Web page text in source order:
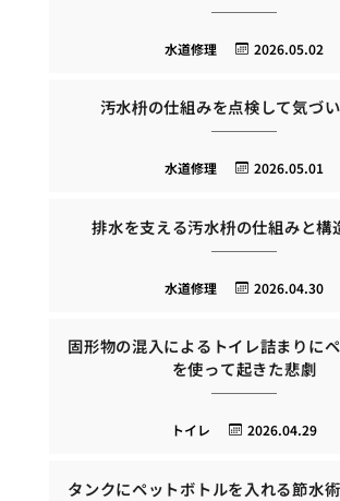
2026.05.02
水道修理
汚水枡の仕組みを点検して気づ
2026.05.01
水道修理
排水を支える汚水枡の仕組みと構
2026.04.30
水道修理
固形物の混入によるトイレ詰まりに
を使って起きた悲劇
2026.04.29
トイレ
タンクにペットボトルを入れる節水